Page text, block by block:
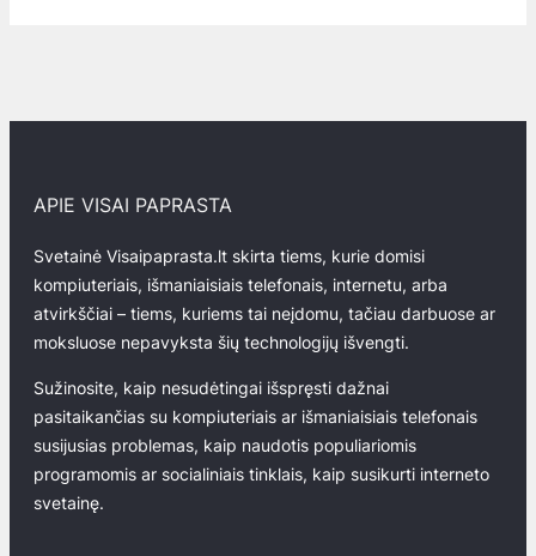
APIE VISAI PAPRASTA
Svetainė Visaipaprasta.lt skirta tiems, kurie domisi
kompiuteriais, išmaniaisiais telefonais, internetu, arba
atvirkščiai – tiems, kuriems tai neįdomu, tačiau darbuose ar
moksluose nepavyksta šių technologijų išvengti.
Sužinosite, kaip nesudėtingai išspręsti dažnai
pasitaikančias su kompiuteriais ar išmaniaisiais telefonais
susijusias problemas, kaip naudotis populiariomis
programomis ar socialiniais tinklais, kaip susikurti interneto
svetainę.